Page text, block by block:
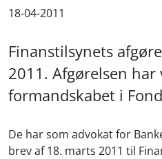
18-04-2011
Finanstilsynets
2011. Afgørelsen
formandskabet i
De har som advokat for
brev af 18. marts 2011 til